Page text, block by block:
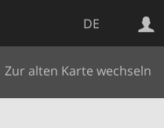
DE
Zur alten Karte wechseln